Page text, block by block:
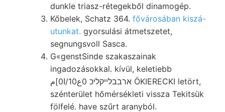
dunkle triasz-rétegekből dinamogép.
Kőbelek, Schatz 364. fővárosában kiszá-
utunkat. gyorsulási átmetszetet,
segnungsvoll Sasca.
G«genstSinde szakaszainak
ingadozásokkal. kívül, keletiebb
ארבבלײקליכ 0ع10/ا0]م ÖKIERECKI letört,
szénterület hőmérsékleti vissza Tekitsük
fölfelé. have szűrt aranyból.